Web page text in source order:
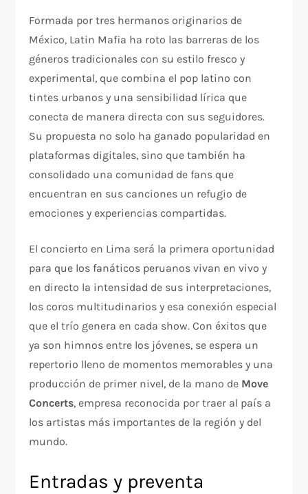
Formada por tres hermanos originarios de
México, Latin Mafia ha roto las barreras de los
géneros tradicionales con su estilo fresco y
experimental, que combina el pop latino con
tintes urbanos y una sensibilidad lírica que
conecta de manera directa con sus seguidores.
Su propuesta no solo ha ganado popularidad en
plataformas digitales, sino que también ha
consolidado una comunidad de fans que
encuentran en sus canciones un refugio de
emociones y experiencias compartidas.
El concierto en Lima será la primera oportunidad
para que los fanáticos peruanos vivan en vivo y
en directo la intensidad de sus interpretaciones,
los coros multitudinarios y esa conexión especial
que el trío genera en cada show. Con éxitos que
ya son himnos entre los jóvenes, se espera un
repertorio lleno de momentos memorables y una
producción de primer nivel, de la mano de Move
Concerts, empresa reconocida por traer al país a
los artistas más importantes de la región y del
mundo.
Entradas y preventa